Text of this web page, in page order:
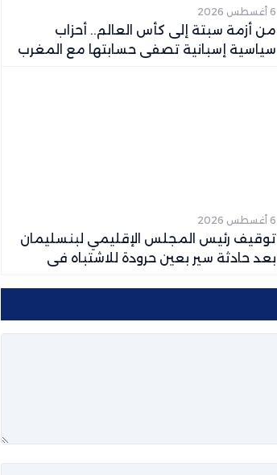
6 أغسطس 2026
من أزمة سبتة إلى كأس العالم.. أحزاب
سياسية إسبانية تصفي حسابتها مع المغرب
6 أغسطس 2026
توقيف رئيس المجلس الإقليمي لبنسليمان
بعد حادثة سير بعين حرودة للاشتباه في